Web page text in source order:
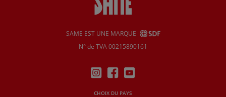
SAME EST UNE MARQUE
N° de TVA 00215890161
CHOIX DU PAYS